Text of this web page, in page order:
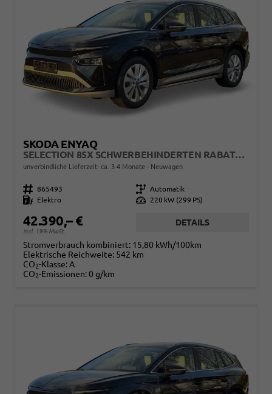
SKODA ENYAQ
SELECTION 85X SCHWERBEHINDERTEN RABATT - GDB 50% FÖRDERFÄHIG
unverbindliche Lieferzeit: ca. 3-4 Monate Neuwagen
Fahrzeugnr. 865493 Getriebe
Automatik
Kraftstoff
Elektro Leistung 220 kW (299 PS)
42.390,– €
incl. 19% MwSt.
DETAILS
Stromverbrauch kombiniert: 15,80 kWh/100km
Elektrische Reichweite: 542 km
CO2-Klasse:A
CO2-Emissionen:0 g/km